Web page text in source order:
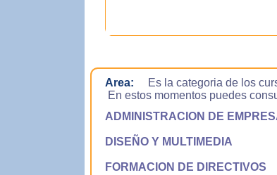
Area:
Es la categoria de los
En estos momentos puedes
ADMINISTRACION DE
DISEÑO Y MULTIMEDIA
FORMACION DE DIRECTIVOS